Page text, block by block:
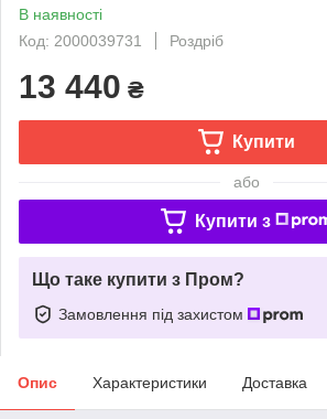
В наявності
Код: 2000039731
Роздріб
13 440 ₴
Купити
або
Купити з
Що таке купити з Пром?
Замовлення під захистом
Опис Характеристики Доставка